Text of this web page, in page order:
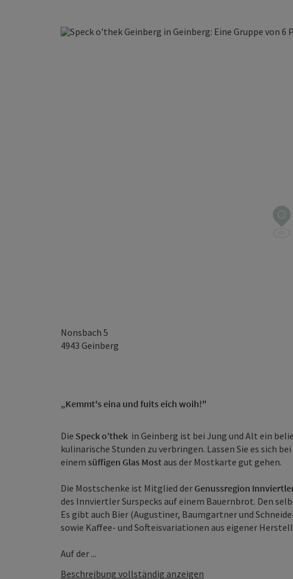
Nonsbach 5
4943 Geinberg
„Kemmt's eina und fuits eich woih!"
Die Speck o’thek in Geinberg ist bei Jung und Alt ein
kulinarische Stunden zu verbringen. Lassen Sie es sich bei
einem süffigen Glas Most aus der Mostkarte gut gehen.
Die Mostschenke ist Mitglied der Genussregion
des Innviertler Surspecks auf einem Bauernbrot. Den
Es gibt auch Bier (Augustiner, Baumgartner und
sowie Kaffee- und Softeisvariationen aus eigener
Auf der ...
Beschreibung vollständig anzeigen